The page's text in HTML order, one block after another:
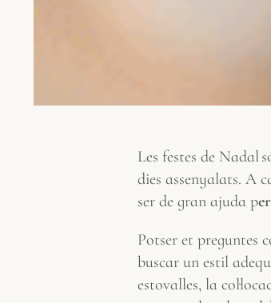
Les festes de Nadal
dies assenyalats. A
ser de gran ajuda p
Potser et preguntes
buscar un estil
estovalles, la